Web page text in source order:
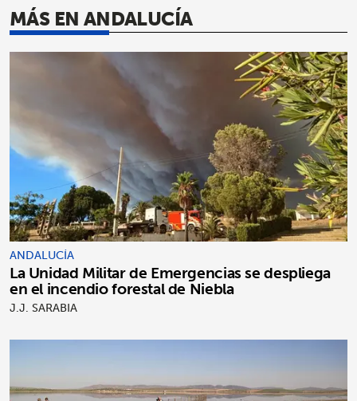
MÁS EN ANDALUCÍA
ANDALUCÍA
La Unidad Militar de Emergencias se despliega
en el incendio forestal de Niebla
J.J. SARABIA